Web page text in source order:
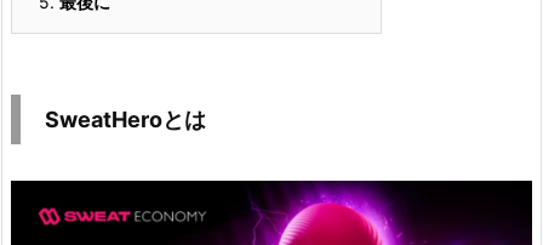
SweatHeroとは